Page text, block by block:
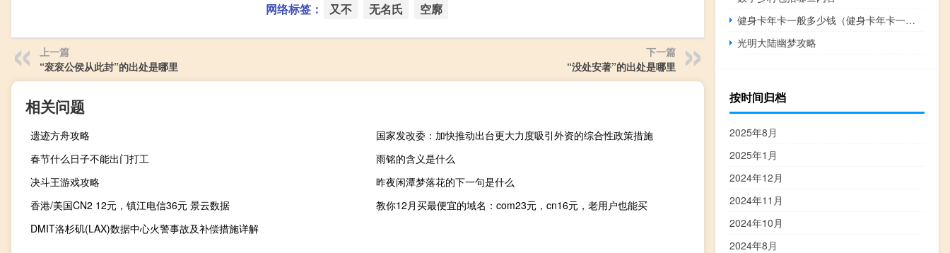
网络标签： 又不 无名氏 空廓
上一篇
“衮衮公侯从此封”的出处是哪里
下一篇
“没处安著”的出处是哪里
相关问题
遗迹方舟攻略
国家发改委：加快推动出台更大力度吸引外资的综合性政策措施
春节什么日子不能出门打工
雨铭的含义是什么
决斗王游戏攻略
昨夜闲潭梦落花的下一句是什么
香港/美国CN2 12元，镇江电信36元 景云数据
教你12月买最便宜的域名：com23元，cn16元，老用户也能买
DMIT洛杉矶(LAX)数据中心火警事故及补偿措施详解
健身卡年卡一般多少钱（健身卡年卡一般多少钱）
光明大陆幽梦攻略
按时间归档
2025年8月
2025年1月
2024年12月
2024年11月
2024年10月
2024年8月